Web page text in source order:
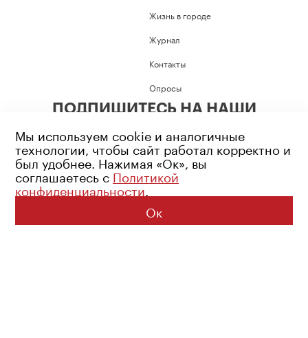
Жизнь в городе
Журнал
Контакты
Опросы
ПОДПИШИТЕСЬ НА НАШИ
Возрастное ограничение: 16+
Политика конфиденциальности
© 2026 Все права защищены
Мы используем cookie и аналогичные
технологии, чтобы сайт работал корректно и
был удобнее. Нажимая «Ок», вы
соглашаетесь с Политикой
конфиденциальности.
Ок